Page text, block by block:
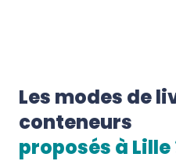
Les modes de
conteneurs
proposés à Lille